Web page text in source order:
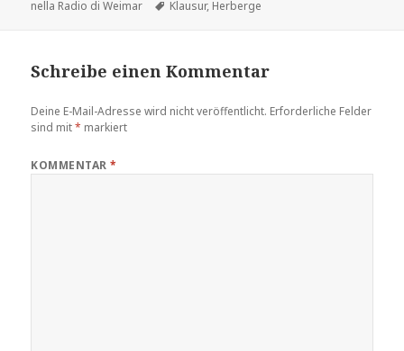
am
nella Radio di Weimar
Schlagwörter
Klausur, Herberge
Schreibe einen Kommentar
Deine E-Mail-Adresse wird nicht veröffentlicht. Erforderliche Felder
sind mit* markiert
KOMMENTAR*